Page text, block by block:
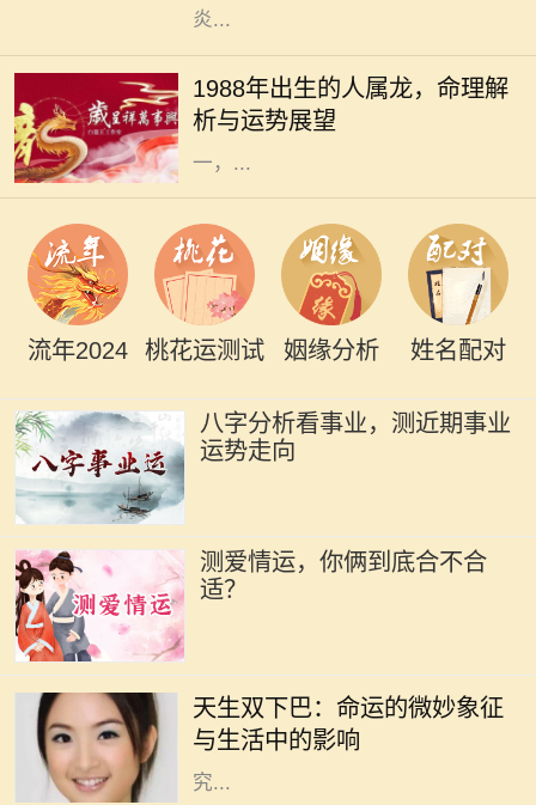
炎...
1988年出生的人属龙，命理解
析与运势展望
在中华文化中，生肖是一个重要的传
统概念，每一个生肖都蕴含着独特的
性格特征和命理意义。1988年出生的
人，生肖属龙。龙作为十二生肖之
一，...
流年2024 桃花运测试 姻缘分析 姓名配对
八字分析看事业，测近期事业
运势走向
测爱情运，你俩到底合不合
适？
天生双下巴：命运的微妙象征
与生活中的影响
先注意到的特点之一。双下巴，作为
一种常见的面部特征，通常被视作审
美上的“瑕疵”。然而，天生双下巴
究...
在中国传统命理学中，数字常常承载